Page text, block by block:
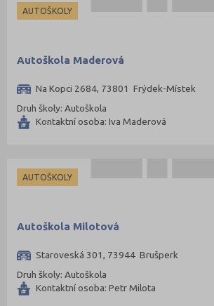
AUTOŠKOLY
Autoškola Maderová
Na Kopci 2684, 73801 Frýdek-Místek
Druh školy: Autoškola
Kontaktní osoba: Iva Maderová
AUTOŠKOLY
Autoškola Milotová
Staroveská 301, 73944 Brušperk
Druh školy: Autoškola
Kontaktní osoba: Petr Milota